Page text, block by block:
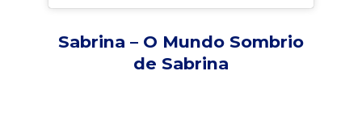
Sabrina – O Mundo Sombrio
de Sabrina